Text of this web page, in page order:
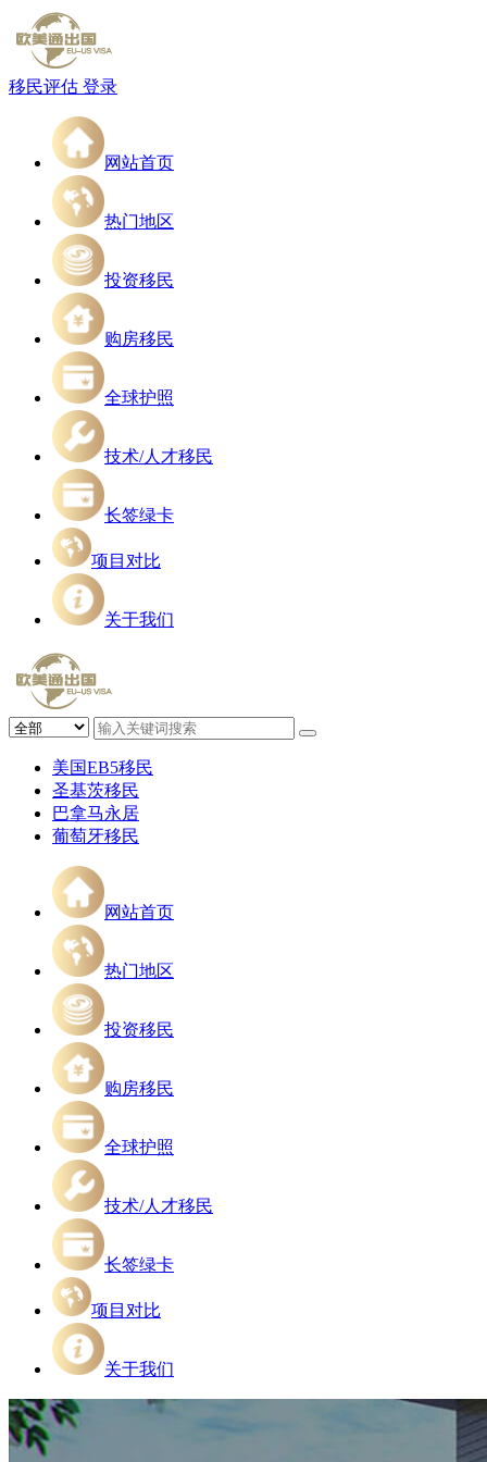
移民评估 登录
网站首页
热门地区
投资移民
购房移民
全球护照
技术/人才移民
长签绿卡
项目对比
关于我们
美国EB5移民
圣基茨移民
巴拿马永居
葡萄牙移民
网站首页
热门地区
投资移民
购房移民
全球护照
技术/人才移民
长签绿卡
项目对比
关于我们